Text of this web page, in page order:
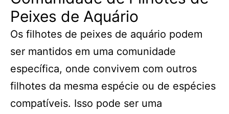
Peixes de Aquário
Os filhotes de peixes de aquário podem
ser mantidos em uma comunidade
específica, onde convivem com outros
filhotes da mesma espécie ou de espécies
compatíveis. Isso pode ser uma